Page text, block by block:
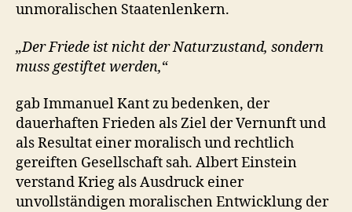
unmoralischen Staatenlenkern.
„Der Friede ist nicht der Naturzustand, sondern
muss gestiftet werden,“
gab Immanuel Kant zu bedenken, der
dauerhaften Frieden als Ziel der Vernunft und
als Resultat einer moralisch und rechtlich
gereiften Gesellschaft sah. Albert Einstein
verstand Krieg als Ausdruck einer
unvollständigen moralischen Entwicklung der